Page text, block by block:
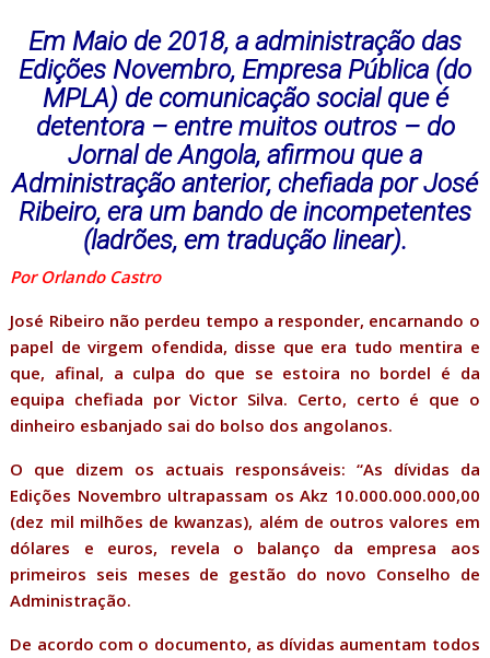
Em Maio de 2018, a administração das
Edições Novembro, Empresa Pública (do
MPLA) de comunicação social que é
detentora – entre muitos outros – do
Jornal de Angola, afirmou que a
Administração anterior, chefiada por José
Ribeiro, era um bando de incompetentes
(ladrões, em tradução linear).
Por Orlando Castro
José Ribeiro não perdeu tempo a responder, encarnando o
papel de virgem ofendida, disse que era tudo mentira e
que, afinal, a culpa do que se estoira no bordel é da
equipa chefiada por Victor Silva. Certo, certo é que o
dinheiro esbanjado sai do bolso dos angolanos.
O que dizem os actuais responsáveis: “As dívidas da
Edições Novembro ultrapassam os Akz 10.000.000.000,00
(dez mil milhões de kwanzas), além de outros valores em
dólares e euros, revela o balanço da empresa aos
primeiros seis meses de gestão do novo Conselho de
Administração.
De acordo com o documento, as dívidas aumentam todos